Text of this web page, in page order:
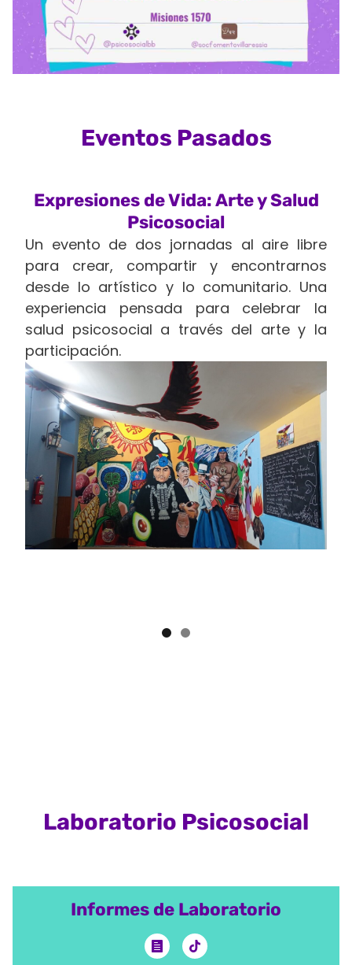
Eventos Pasados
Expresiones de Vida: Arte y Salud
Psicosocial
Un evento de dos jornadas al aire libre
para crear, compartir y encontrarnos
desde lo artístico y lo comunitario. Una
experiencia pensada para celebrar la
salud psicosocial a través del arte y la
participación.
Laboratorio Psicosocial
Informes de Laboratorio